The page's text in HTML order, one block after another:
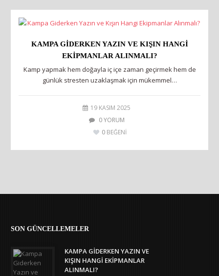
KAMPA GIDERKEN YAZIN VE KIŞIN HANGI
EKIPMANLAR ALINMALI?
Kamp yapmak hem doğayla iç içe zaman geçirmek hem de
günlük stresten uzaklaşmak için mükemmel…
19 KASIM 2025
0 YORUM
0BEĞENİ
SON GÜNCELLEMELER
KAMPA GIDERKEN YAZIN VE
KIŞIN HANGI EKIPMANLAR
ALINMALI?